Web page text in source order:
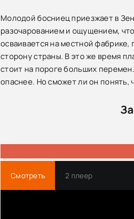
Молодой босниец приезжает в
разочарованием и ощущением,
осваивается на местной
сторону страны. В это же время
стоит на пороге больших
опаснее. Но сможет ли он понять,
Смотреть 2 плеер